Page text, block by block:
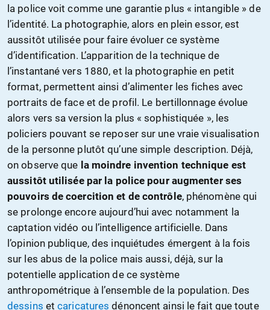
la police voit comme une garantie plus « intangible » de
l’identité. La photographie, alors en plein essor, est
aussitôt utilisée pour faire évoluer ce système
d’identification. L’apparition de la technique de
l’instantané vers 1880, et la photographie en petit
format, permettent ainsi d’alimenter les fiches avec
portraits de face et de profil. Le bertillonnage évolue
alors vers sa version la plus « sophistiquée », les
policiers pouvant se reposer sur une vraie visualisation
de la personne plutôt qu’une simple description. Déjà,
on observe que la moindre invention technique est
aussitôt utilisée par la police pour augmenter ses
pouvoirs de coercition et de contrôle, phénomène qui
se prolonge encore aujourd’hui avec notamment la
captation vidéo ou l’intelligence artificielle. Dans
l’opinion publique, des inquiétudes émergent à la fois
sur les abus de la police mais aussi, déjà, sur la
potentielle application de ce système
anthropométrique à l’ensemble de la population. Des
dessins etcaricatures dénoncent ainsi le fait que toute